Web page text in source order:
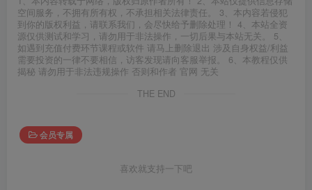
空间服务，不拥有所有权，不承担相关法律责任。 3、本内容若侵犯
到你的版权利益，请联系我们，会尽快给予删除处理！ 4、本站全资
源仅供测试和学习，请勿用于非法操作，一切后果与本站无关。 5、
如遇到充值付费环节课程或软件 请马上删除退出 涉及自身权益/利益
需要投资的一律不要相信，访客发现请向客服举报。 6、本教程仅供
揭秘 请勿用于非法违规操作 否则和作者 官网 无关
THE END
会员专属
喜欢就支持一下吧